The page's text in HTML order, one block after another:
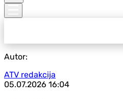
Autor:
ATV redakcija
05.07.2026 16:04